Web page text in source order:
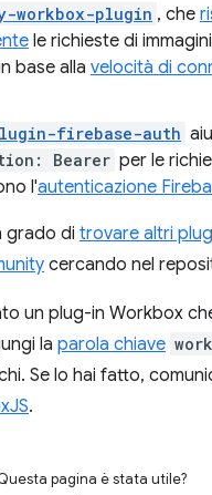
workbox-plugin , che
le richieste di
base alla velocità di
firebase-auth
Bearer per le
l'autenticazione
grado di trovare altri
cercando nel
un plug-in Workbox
la parola chiave
Se lo hai fatto,
.
pagina è stata utile?